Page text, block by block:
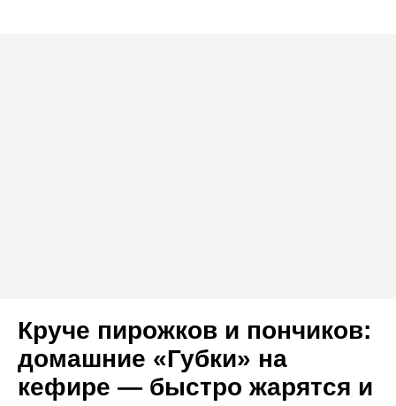
Круче пирожков и пончиков:
домашние «Губки» на
кефире — быстро жарятся и